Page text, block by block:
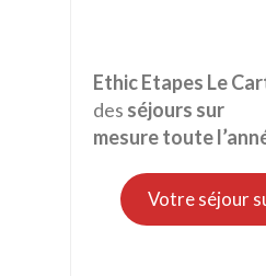
Ethic Etapes Le
des séjours sur
mesure toute
Votre séjour